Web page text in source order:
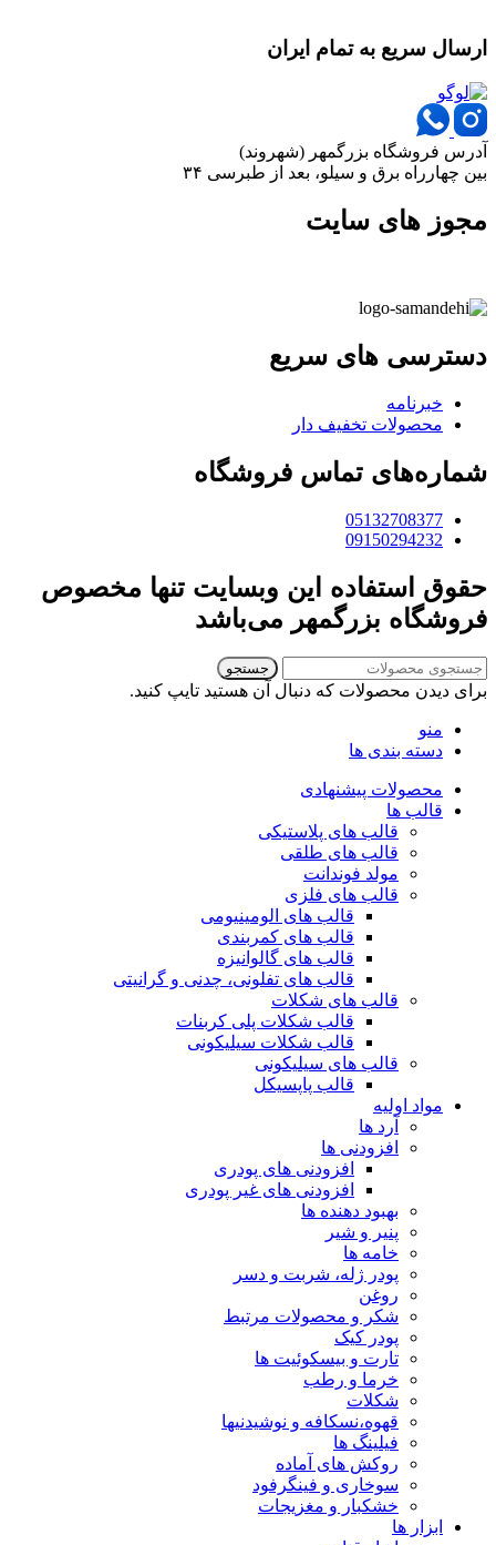
ارسال سریع به تمام ایران
آدرس فروشگاه بزرگمهر (شهروند)
بین چهارراه برق و سیلو، بعد از طبرسی ۳۴
مجوز های سایت
دسترسی های سریع
خبرنامه
محصولات تخفیف دار
شماره‌های تماس فروشگاه
05132708377
09150294232
حقوق استفاده این وبسایت تنها مخصوص
فروشگاه بزرگمهر می‌باشد
جستجو
برای دیدن محصولات که دنبال آن هستید تایپ کنید.
منو
دسته بندی ها
محصولات پیشنهادی
قالب ها
قالب های پلاستیکی
قالب های طلقی
مولد فوندانت
قالب های فلزی
قالب های الومینیومی
قالب های کمربندی
قالب های گالوانیزه
قالب های تفلونی، چدنی و گرانیتی
قالب های شکلات
قالب شکلات پلی کربنات
قالب شکلات سیلیکونی
قالب های سیلیکونی
قالب پاپسیکل
مواد اولیه
آرد ها
افزودنی ها
افزودنی های پودری
افزودنی های غیر پودری
بهبود دهنده ها
پنیر و شیر
خامه ها
پودر ژله، شربت و دسر
روغن
شکر و محصولات مرتبط
پودر کیک
تارت و بیسکوئیت ها
خرما و رطب
شکلات
قهوه،نسکافه و نوشیدنیها
فیلینگ ها
روکش های آماده
سوخاری و فینگرفود
خشکبار و مغزیجات
ابزار ها